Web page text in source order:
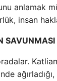
anlamak
insan
ağırladığı,